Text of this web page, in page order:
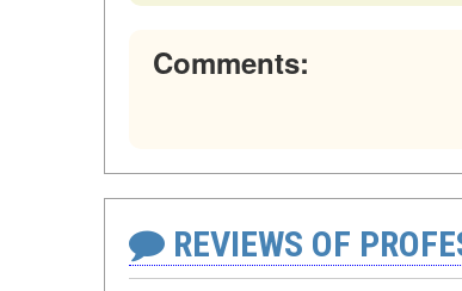
Comments:
REVIEWS OF